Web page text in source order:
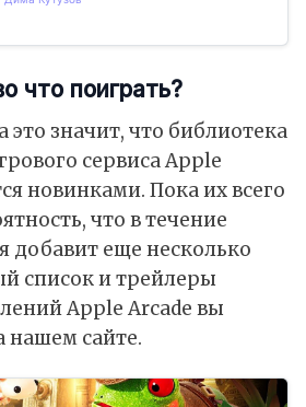
что поиграть?
это значит, что библиотека
сервиса Apple
новинками. Пока их всего
что в течение
добавит еще несколько
список и трейлеры
Apple Arcade вы
нашем сайте.